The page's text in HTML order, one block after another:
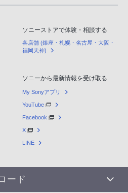
ソニーストアで体験・相談する
各店舗 (銀座・札幌・名古屋・大阪・
福岡天神)
ソニーから最新情報を受け取る
My Sonyアプリ
YouTube
Facebook
X
LINE
ード